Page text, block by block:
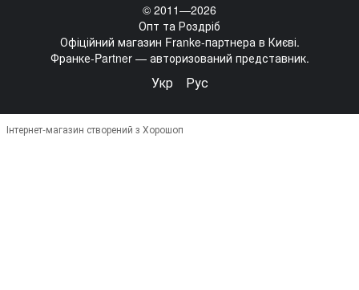
© 2011—2026
Опт та Роздріб
Офіційний магазин Franke-партнера в Києві.
Франке-Partner — авторизований представник.
Укр Рус
Інтернет-магазин створений з Хорошоп